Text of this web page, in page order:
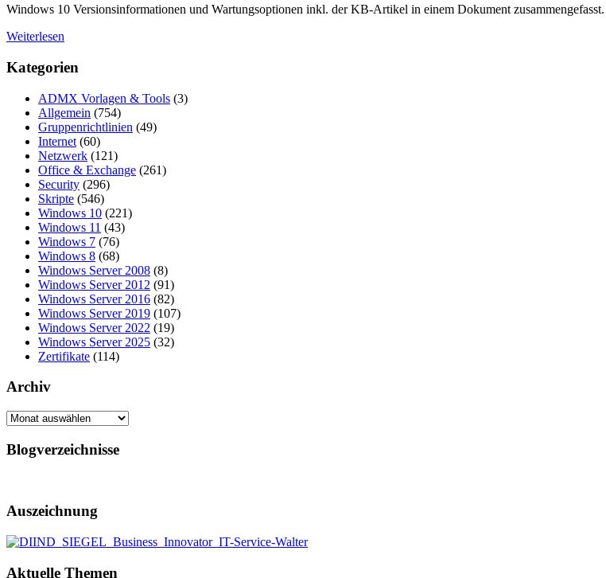
Windows 10 Versionsinformationen und Wartungsoptionen inkl. der KB-Artikel in einem Dokument
Weiterlesen
Kategorien
ADMX Vorlagen & Tools (3)
Allgemein (754)
Gruppenrichtlinien (49)
Internet (60)
Netzwerk (121)
Office & Exchange (261)
Security (296)
Skripte (546)
Windows 10 (221)
Windows 11 (43)
Windows 7 (76)
Windows 8 (68)
Windows Server 2008 (8)
Windows Server 2012 (91)
Windows Server 2016 (82)
Windows Server 2019 (107)
Windows Server 2022 (19)
Windows Server 2025 (32)
Zertifikate (114)
Archiv
Archiv
Blogverzeichnisse
Auszeichnung
Aktuelle Themen